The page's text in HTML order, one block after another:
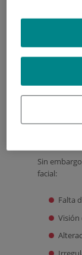
Como se
Sin
facial:
Falta
Visión